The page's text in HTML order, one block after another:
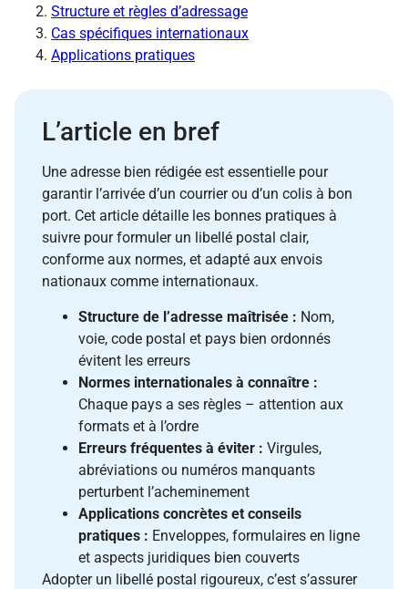
Structure et règles d’adressage
Cas spécifiques internationaux
Applications pratiques
L’article en bref
Une adresse bien rédigée est essentielle pour
garantir l’arrivée d’un courrier ou d’un colis à bon
port. Cet article détaille les bonnes pratiques à
suivre pour formuler un libellé postal clair,
conforme aux normes, et adapté aux envois
nationaux comme internationaux.
Structure de l’adresse maîtrisée : Nom,
voie, code postal et pays bien ordonnés
évitent les erreurs
Normes internationales à connaître :
Chaque pays a ses règles – attention aux
formats et à l’ordre
Erreurs fréquentes à éviter : Virgules,
abréviations ou numéros manquants
perturbent l’acheminement
Applications concrètes et conseils
pratiques : Enveloppes, formulaires en ligne
et aspects juridiques bien couverts
Adopter un libellé postal rigoureux, c’est s’assurer